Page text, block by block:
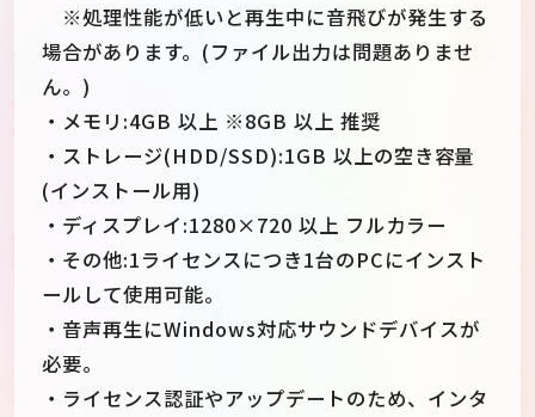
※処理性能が低いと再生中に音飛びが発生する
場合があります。(ファイル出力は問題ありませ
ん。)
・メモリ:4GB 以上 ※8GB 以上 推奨
・ストレージ(HDD/SSD):1GB 以上の空き容量
(インストール用)
・ディスプレイ:1280×720 以上 フルカラー
・その他:1ライセンスにつき1台のPCにインスト
ールして使用可能。
・音声再生にWindows対応サウンドデバイスが
必要。
・ライセンス認証やアップデートのため、インタ